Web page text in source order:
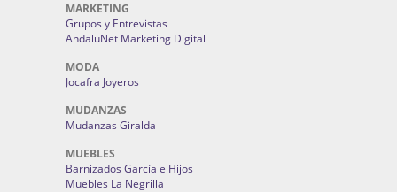
MARKETING
Grupos y Entrevistas
AndaluNet Marketing Digital
MODA
Jocafra Joyeros
MUDANZAS
Mudanzas Giralda
MUEBLES
Barnizados García e Hijos
Muebles La Negrilla